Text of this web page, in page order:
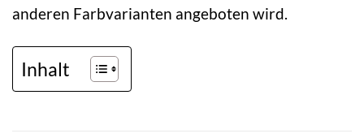
anderen Farbvarianten angeboten wird.
Inhalt